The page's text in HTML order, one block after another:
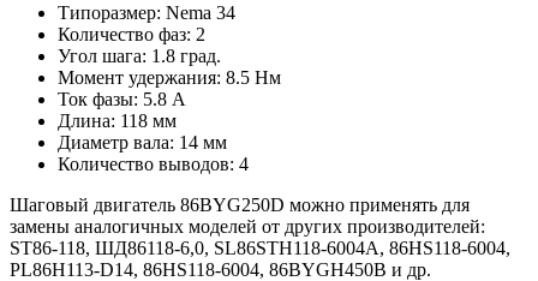
Типоразмер: Nema 34
Количество фаз: 2
Угол шага: 1.8 град.
Момент удержания: 8.5 Нм
Ток фазы: 5.8 А
Длина: 118 мм
Диаметр вала: 14 мм
Количество выводов: 4
Шаговый двигатель 86BYG250D можно применять для
замены аналогичных моделей от других производителей:
ST86-118, ШД86118‑6,0, SL86STH118-6004A, 86HS118-6004,
PL86H113-D14, 86HS118-6004, 86BYGH450B и др.